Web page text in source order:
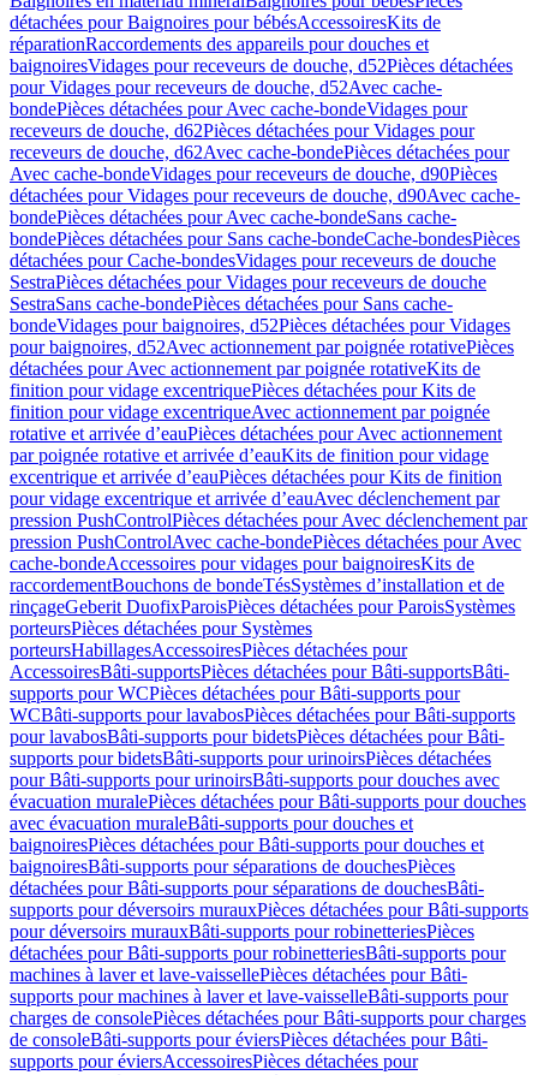
détachées pour Baignoires pour bébésAccessoiresKits de
réparationRaccordements des appareils pour douches et
baignoiresVidages pour receveurs de douche, d52Pièces détachées
pour Vidages pour receveurs de douche, d52Avec cache-
bondePièces détachées pour Avec cache-bondeVidages pour
receveurs de douche, d62Pièces détachées pour Vidages pour
receveurs de douche, d62Avec cache-bondePièces détachées pour
Avec cache-bondeVidages pour receveurs de douche, d90Pièces
détachées pour Vidages pour receveurs de douche, d90Avec cache-
bondePièces détachées pour Avec cache-bondeSans cache-
bondePièces détachées pour Sans cache-bondeCache-bondesPièces
détachées pour Cache-bondesVidages pour receveurs de douche
SestraPièces détachées pour Vidages pour receveurs de douche
SestraSans cache-bondePièces détachées pour Sans cache-
bondeVidages pour baignoires, d52Pièces détachées pour Vidages
pour baignoires, d52Avec actionnement par poignée rotativePièces
détachées pour Avec actionnement par poignée rotativeKits de
finition pour vidage excentriquePièces détachées pour Kits de
finition pour vidage excentriqueAvec actionnement par poignée
rotative et arrivée d’eauPièces détachées pour Avec actionnement
par poignée rotative et arrivée d’eauKits de finition pour vidage
excentrique et arrivée d’eauPièces détachées pour Kits de finition
pour vidage excentrique et arrivée d’eauAvec déclenchement par
pression PushControlPièces détachées pour Avec déclenchement par
pression PushControlAvec cache-bondePièces détachées pour Avec
cache-bondeAccessoires pour vidages pour baignoiresKits de
raccordementBouchons de bondeTésSystèmes d’installation et de
rinçageGeberit DuofixParoisPièces détachées pour ParoisSystèmes
porteursPièces détachées pour Systèmes
porteursHabillagesAccessoiresPièces détachées pour
AccessoiresBâti-supportsPièces détachées pour Bâti-supportsBâti-
supports pour WCPièces détachées pour Bâti-supports pour
WCBâti-supports pour lavabosPièces détachées pour Bâti-supports
pour lavabosBâti-supports pour bidetsPièces détachées pour Bâti-
supports pour bidetsBâti-supports pour urinoirsPièces détachées
pour Bâti-supports pour urinoirsBâti-supports pour douches avec
évacuation muralePièces détachées pour Bâti-supports pour douches
avec évacuation muraleBâti-supports pour douches et
baignoiresPièces détachées pour Bâti-supports pour douches et
baignoiresBâti-supports pour séparations de douchesPièces
détachées pour Bâti-supports pour séparations de douchesBâti-
supports pour déversoirs murauxPièces détachées pour Bâti-supports
pour déversoirs murauxBâti-supports pour robinetteriesPièces
détachées pour Bâti-supports pour robinetteriesBâti-supports pour
machines à laver et lave-vaissellePièces détachées pour Bâti-
supports pour machines à laver et lave-vaisselleBâti-supports pour
charges de consolePièces détachées pour Bâti-supports pour charges
de consoleBâti-supports pour éviersPièces détachées pour Bâti-
supports pour éviersAccessoiresPièces détachées pour